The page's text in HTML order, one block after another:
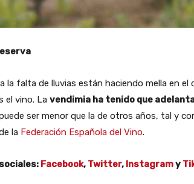
la falta de lluvias están haciendo mella en el
el vino. La vendimia ha tenido que
ser menor que la de otros años, tal y
la Federación Española del Vino.
Facebook, Twitter, Instagramy